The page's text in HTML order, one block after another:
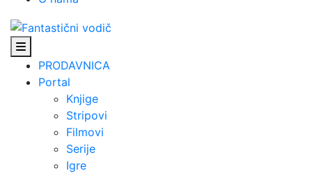
PRODAVNICA
Portal
Knjige
Stripovi
Filmovi
Serije
Igre